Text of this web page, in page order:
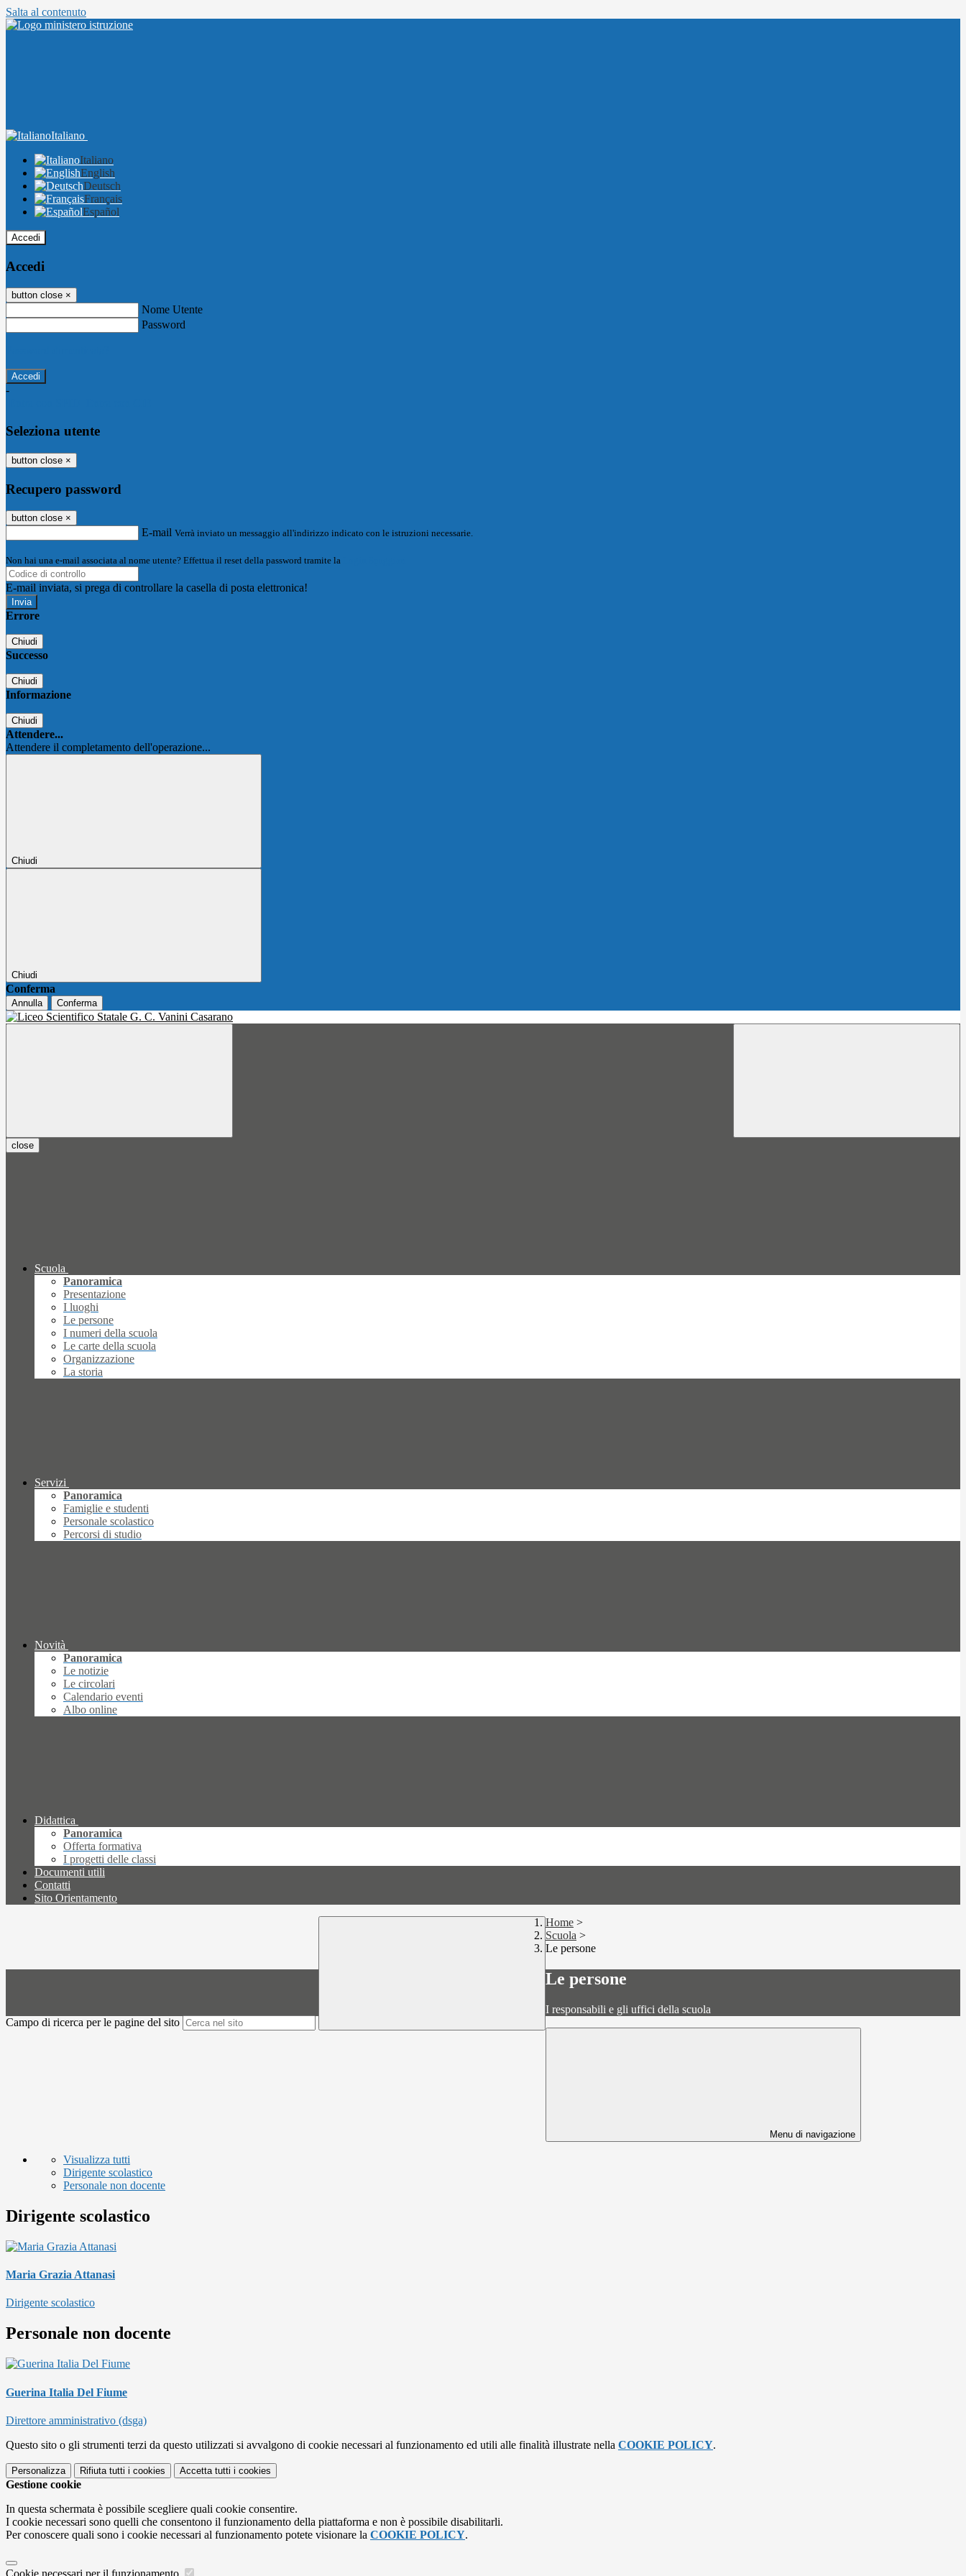
Salta al contenuto
Italiano
Italiano
English
Deutsch
Français
Español
Accedi
Accedi
button close ×
Nome Utente
Password
-
Seleziona utente
button close ×
Recupero password
button close ×
E-mail Verrà inviato un messaggio all'indirizzo indicato con le istruzioni necessarie.
Non hai una e-mail associata al nome utente? Effettua il reset della password tramite la
E-mail inviata, si prega di controllare la casella di posta elettronica!
Errore
Chiudi
Successo
Chiudi
Informazione
Chiudi
Attendere...
Attendere il completamento dell'operazione...
Chiudi
Chiudi
Conferma
Annulla Conferma
close
Scuola
Panoramica
Presentazione
I luoghi
Le persone
I numeri della scuola
Le carte della scuola
Organizzazione
La storia
Servizi
Panoramica
Famiglie e studenti
Personale scolastico
Percorsi di studio
Novità
Panoramica
Le notizie
Le circolari
Calendario eventi
Albo online
Didattica
Panoramica
Offerta formativa
I progetti delle classi
Documenti utili
Contatti
Sito Orientamento
Campo di ricerca per le pagine del sito
Home >
Scuola >
Le persone
Le persone
I responsabili e gli uffici della scuola
Menu di navigazione
Visualizza tutti
Dirigente scolastico
Personale non docente
Dirigente scolastico
Maria Grazia Attanasi
Dirigente scolastico
Personale non docente
Guerina Italia Del Fiume
Direttore amministrativo (dsga)
Questo sito o gli strumenti terzi da questo utilizzati si avvalgono di cookie necessari al funzionamento ed utili alle finalità illustrate nella COOKIE POLICY.
Personalizza Rifiuta tutti i cookies Accetta tutti i cookies
Gestione cookie
In questa schermata è possibile scegliere quali cookie consentire.
I cookie necessari sono quelli che consentono il funzionamento della piattaforma e non è possibile disabilitarli.
Per conoscere quali sono i cookie necessari al funzionamento potete visionare la COOKIE POLICY.
Cookie necessari per il funzionamento